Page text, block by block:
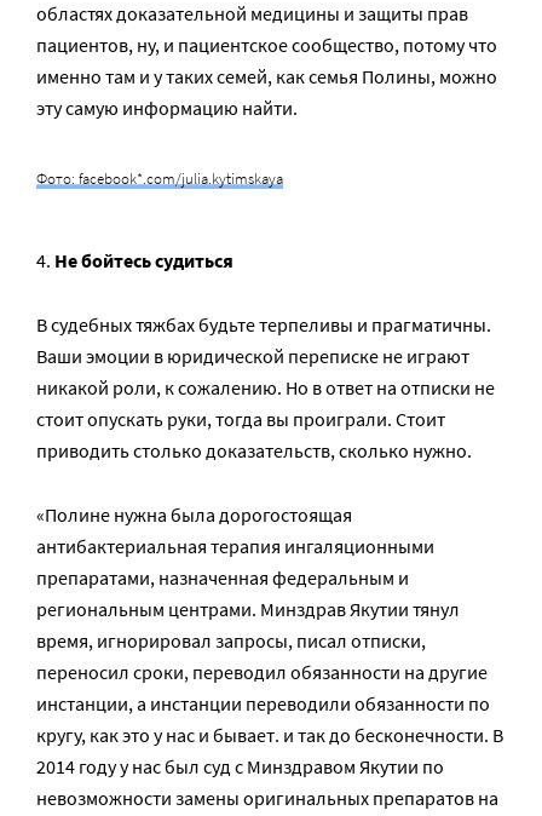
областях доказательной медицины и защиты прав
пациентов, ну, и пациентское сообщество, потому что
именно там и у таких семей, как семья Полины, можно
эту самую информацию найти.
Фото: facebook*.com/julia.kytimskaya
Не бойтесь судиться
В судебных тяжбах будьте терпеливы и прагматичны.
Ваши эмоции в юридической переписке не играют
никакой роли, к сожалению. Но в ответ на отписки не
стоит опускать руки, тогда вы проиграли. Стоит
приводить столько доказательств, сколько нужно.
«Полине нужна была дорогостоящая
антибактериальная терапия ингаляционными
препаратами, назначенная федеральным и
региональным центрами. Минздрав Якутии тянул
время, игнорировал запросы, писал отписки,
переносил сроки, переводил обязанности на другие
инстанции, а инстанции переводили обязанности по
кругу, как это у нас и бывает. и так до бесконечности. В
2014 году у нас был суд с Минздравом Якутии по
невозможности замены оригинальных препаратов на